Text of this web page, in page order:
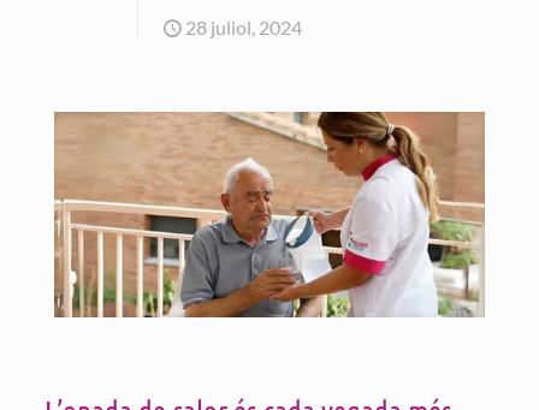
28 juliol, 2024